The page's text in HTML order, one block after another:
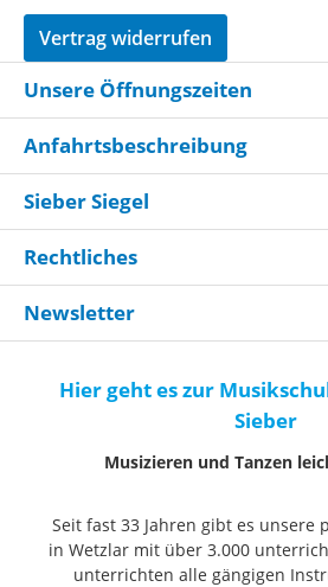
Vertrag widerrufen
Unsere Öffnungszeiten
Anfahrtsbeschreibung
Sieber Siegel
Rechtliches
Newsletter
Hier geht es zur
Sieber
Musizieren und Tanzen
Seit fast 33 Jahren gibt es unsere
in Wetzlar mit über 3.000
unterrichten alle gängigen